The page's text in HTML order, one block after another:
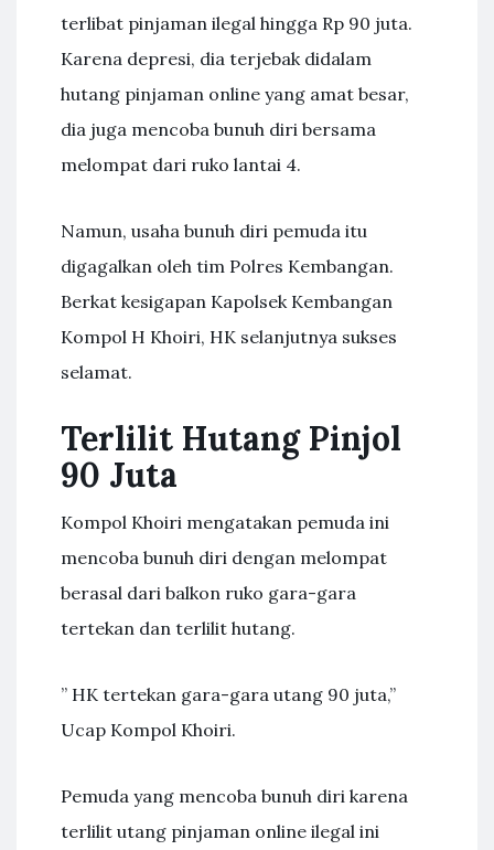
terlibat pinjaman ilegal hingga Rp 90 juta.
Karena depresi, dia terjebak didalam
hutang pinjaman online yang amat besar,
dia juga mencoba bunuh diri bersama
melompat dari ruko lantai 4.
Namun, usaha bunuh diri pemuda itu
digagalkan oleh tim Polres Kembangan.
Berkat kesigapan Kapolsek Kembangan
Kompol H Khoiri, HK selanjutnya sukses
selamat.
Terlilit Hutang Pinjol
90 Juta
Kompol Khoiri mengatakan pemuda ini
mencoba bunuh diri dengan melompat
berasal dari balkon ruko gara-gara
tertekan dan terlilit hutang.
” HK tertekan gara-gara utang 90 juta,”
Ucap Kompol Khoiri.
Pemuda yang mencoba bunuh diri karena
terlilit utang pinjaman online ilegal ini